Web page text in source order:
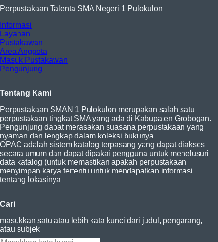
Perpustakaan Talenta SMA Negeri 1 Pulokulon
Informasi
Layanan
Pustakawan
Area Anggota
Masuk Pustakawan
Pengunjung
Tentang Kami
Perpustakaan SMAN 1 Pulokulon merupakan salah satu
perpustakaan tingkat SMA yang ada di Kabupaten Grobogan.
Pengunjung dapat merasakan suasana perpustakaan yang
nyaman dan lengkap dalam koleksi bukunya.
OPAC adalah sistem katalog terpasang yang dapat diakses
secara umum dan dapat dipakai pengguna untuk menelusuri
data katalog (untuk memastikan apakah perpustakaan
menyimpan karya tertentu untuk mendapatkan informasi
tentang lokasinya
Cari
masukkan satu atau lebih kata kunci dari judul, pengarang,
atau subjek